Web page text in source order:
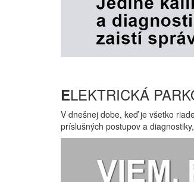
ELEKTRICKÁ
V dnešnej dobe, keď je všetko
príslušných postupov a